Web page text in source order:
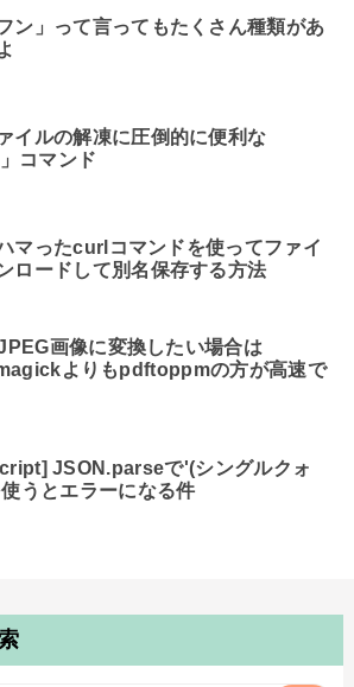
ン」って言ってもたくさん種類があ
イルの解凍に圧倒的に便利な
コマンド
マったcurlコマンドを使ってファイ
ロードして別名保存する方法
画像に変換したい場合は
よりもpdftoppmの方が高速で
JSON.parseで'(シングルクォ
うとエラーになる件